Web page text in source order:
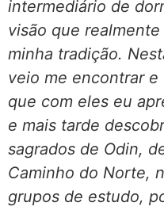
intermediário de
visão que
minha tradição.
veio me encontrar
que com eles eu
e mais tarde
sagrados de Odin,
Caminho do Norte,
grupos de estudo,